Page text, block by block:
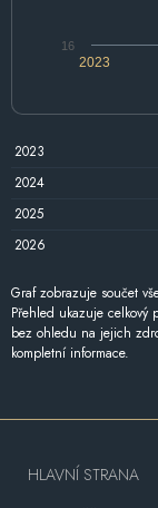
2023
16
2023
2024
2025
2026
Graf zobrazuje součet
Přehled ukazuje
bez ohledu na jejich
kompletní informace.
HLAVNÍ STRANA